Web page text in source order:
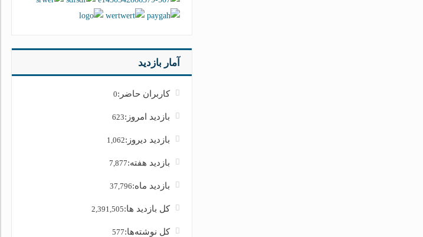
آمار بازدید
کاربران حاضر:0
بازدید امروز:623
بازدید دیروز:1,062
بازدید هفته:7,877
بازدید ماه:37,796
کل بازدید ها:2,391,505
کل نوشته‌ها:577